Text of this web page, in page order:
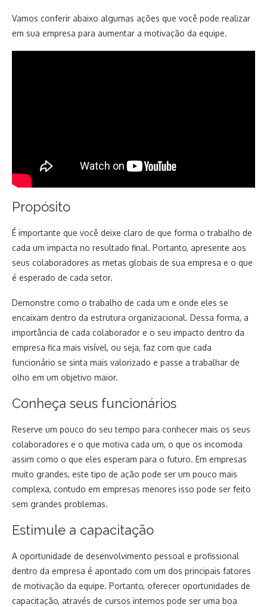
Vamos conferir abaixo algumas ações que você pode realizar
em sua empresa para aumentar a motivação da equipe.
Propósito
É importante que você deixe claro de que forma o trabalho de
cada um impacta no resultado final. Portanto, apresente aos
seus colaboradores as metas globais de sua empresa e o que
é esperado de cada setor.
Demonstre como o trabalho de cada um e onde eles se
encaixam dentro da estrutura organizacional. Dessa forma, a
importância de cada colaborador e o seu impacto dentro da
empresa fica mais visível, ou seja, faz com que cada
funcionário se sinta mais valorizado e passe a trabalhar de
olho em um objetivo maior.
Conheça seus funcionários
Reserve um pouco do seu tempo para conhecer mais os seus
colaboradores e o que motiva cada um, o que os incomoda
assim como o que eles esperam para o futuro. Em empresas
muito grandes, este tipo de ação pode ser um pouco mais
complexa, contudo em empresas menores isso pode ser feito
sem grandes problemas.
Estimule a capacitação
A oportunidade de desenvolvimento pessoal e profissional
dentro da empresa é apontado com um dos principais fatores
de motivação da equipe. Portanto, oferecer oportunidades de
capacitação, através de cursos internos pode ser uma boa